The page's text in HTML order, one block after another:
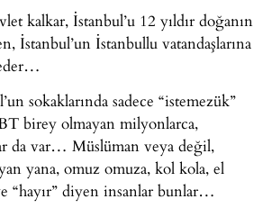
kalkar, İstanbul’u 12 yıldır doğanın
İstanbul’un İstanbullu vatandaşlarına
sokaklarında sadece “istemezük”
birey olmayan milyonlarca,
da var… Müslüman veya değil,
yana, omuz omuza, kol kola, el
diyen insanlar bunlar…